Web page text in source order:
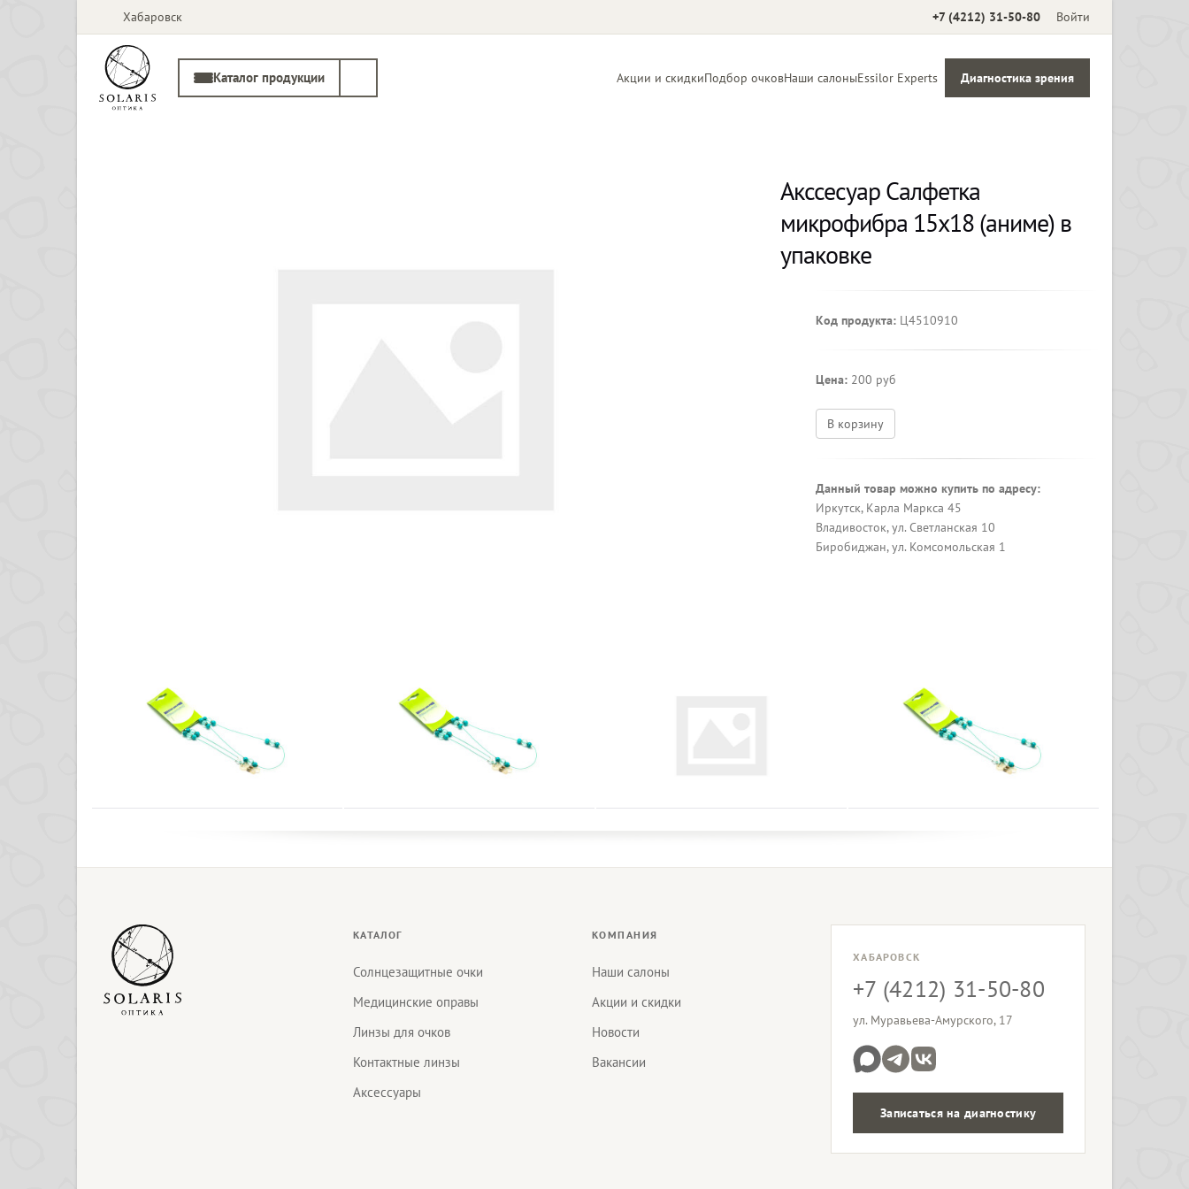
Хабаровск +7 (4212) 31-50-80 Войти
Каталог продукции Акции и скидкиПодбор очковНаши салоныEssilor Experts Диагностика зрения
Акссесуар Салфетка
микрофибра 15х18 (аниме) в
упаковке
Код продукта: Ц4510910
Цена: 200 руб
В корзину
Данный товар можно купить по адресу:
Иркутск, Карла Маркса 45
Владивосток, ул. Светланская 10
Биробиджан, ул. Комсомольская 1
КАТАЛОГ
Солнцезащитные очки
Медицинские оправы
Линзы для очков
Контактные линзы
Аксессуары
КОМПАНИЯ
Наши салоны
Акции и скидки
Новости
Вакансии
ХАБАРОВСК
+7 (4212) 31-50-80
ул. Муравьева-Амурского, 17
Записаться на диагностику